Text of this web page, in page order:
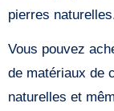
pierres
Vous pouvez
de matériaux de
naturelles et